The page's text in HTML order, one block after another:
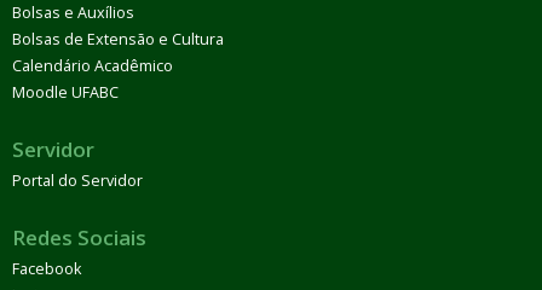
Bolsas e Auxílios
Bolsas de Extensão e Cultura
Calendário Acadêmico
Moodle UFABC
Servidor
Portal do Servidor
Redes Sociais
Facebook